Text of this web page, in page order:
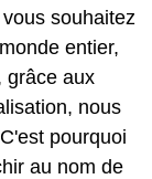
souhaitez
entier,
grâce aux
nous
pourquoi
au nom de